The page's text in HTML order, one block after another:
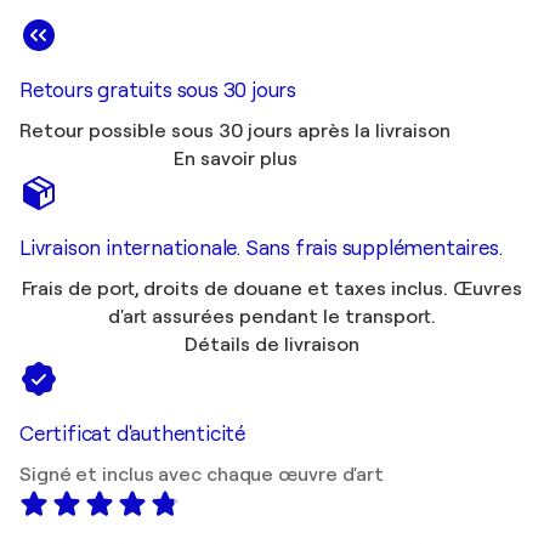
Retours gratuits sous 30 jours
Retour possible sous 30 jours après la livraison
En savoir plus
Livraison internationale. Sans frais supplémentaires.
Frais de port, droits de douane et taxes inclus. Œuvres
d'art assurées pendant le transport.
Détails de livraison
Certificat d'authenticité
Signé et inclus avec chaque œuvre d'art